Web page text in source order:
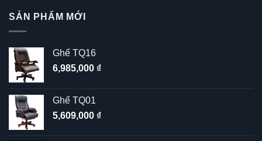
SẢN PHẨM MỚI
Ghế TQ16
6,985,000 ₫
Ghế TQ01
5,609,000 ₫